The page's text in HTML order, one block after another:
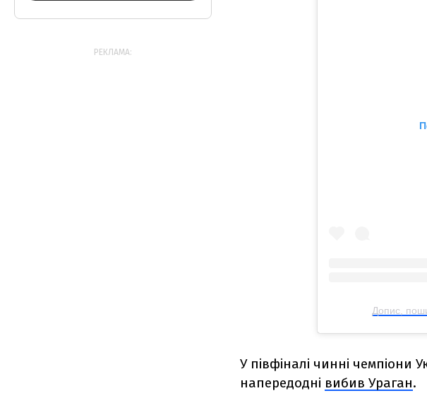
Допис,
У півфіналі чинні чемпіони
напередодні вибив Ураган.
РЕКЛАМА: